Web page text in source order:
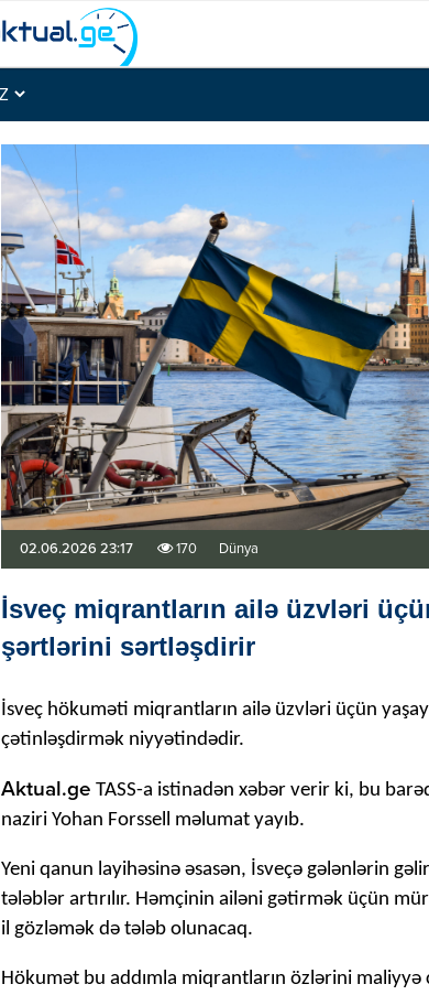
02.06.2026 23:17 170 Dünya
İsveç miqrantların ailə üzvləri
şərtlərini sərtləşdirir
İsveç hökuməti miqrantların ailə üzvləri üçün
çətinləşdirmək niyyətindədir.
Aktual.ge TASS-a istinadən xəbər verir ki, bu
naziri Yohan Forssell məlumat yayıb.
Yeni qanun layihəsinə əsasən, İsveçə gələnlərin
tələblər artırılır. Həmçinin ailəni gətirmək üçün
il gözləmək də tələb olunacaq.
Hökumət bu addımla miqrantların özlərini